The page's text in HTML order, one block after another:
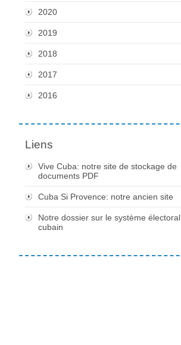
2020
2019
2018
2017
2016
Liens
Vive Cuba: notre site de stockage de
documents PDF
Cuba Si Provence: notre ancien site
Notre dossier sur le système électoral
cubain